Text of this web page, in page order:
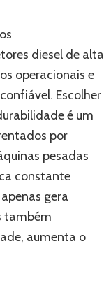
diesel de alta
operacionais e
Escolher
é um
por
pesadas
constante
gera
também
aumenta o